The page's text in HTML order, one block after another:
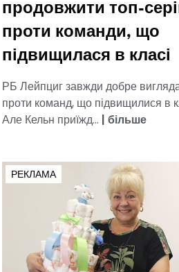
продовжити топ-
проти команди, що
підвищилася в класі
РБ Лейпциг завжди добре
проти команд, що підвищилися в
Але Кельн приїжд... | більше
РЕКЛАМА